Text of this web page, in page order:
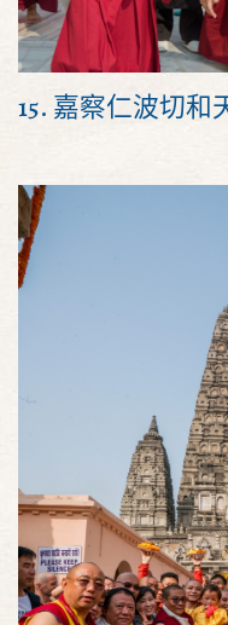
15. 嘉察仁波切和